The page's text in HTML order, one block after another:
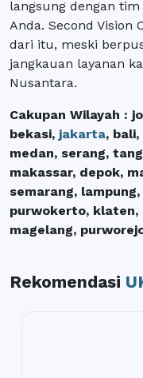
langsung dengan
Anda. Second Vision
dari itu, meski
jangkauan layanan
Nusantara.
Cakupan Wilayah :
bekasi, jakarta,
medan, serang,
makassar, depok,
semarang,
purwokerto, klaten,
magelang,
Rekomendasi